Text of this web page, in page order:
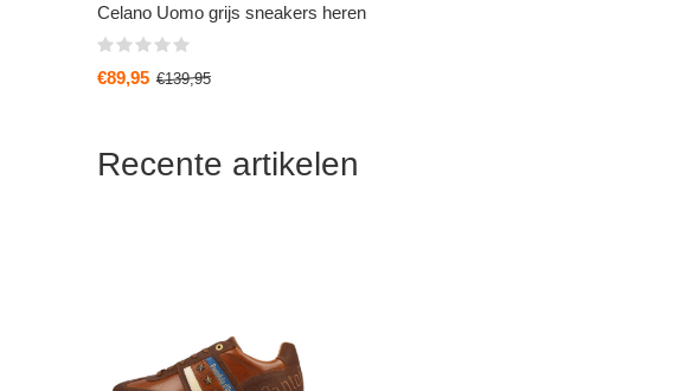
Celano Uomo grijs sneakers heren
€89,95 €139,95
Recente artikelen